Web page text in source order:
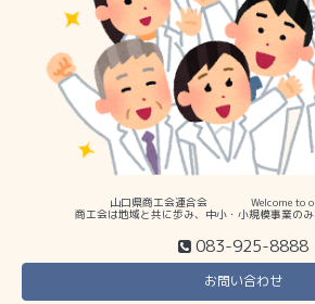
山口県商工会連合会 Welcome to
商工会は地域と共に歩み、中小・小規模事業の
083-925-8888
お問い合わせ